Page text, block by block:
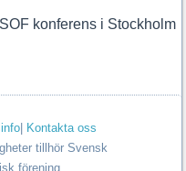
konferens i Stockholm
Kontakta oss
tillhör Svensk
förening.